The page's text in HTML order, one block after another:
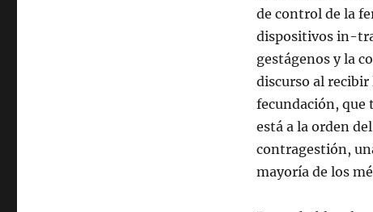
de control de la
dispositivos in-
gestágenos y la
discurso al
fecundación, que
está a la orden
contragestión,
mayoría de los